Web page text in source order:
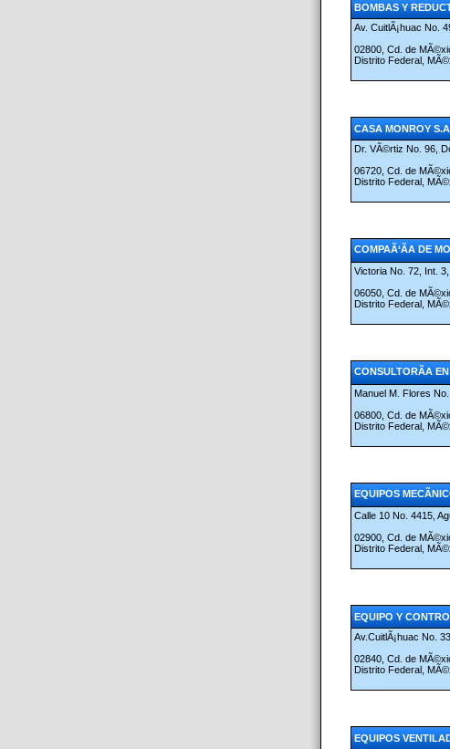
BOMBAS Y
Av. CuitlÃ¡huac No.
02800, Cd. de
Distrito Federal,
CASA MONROY
Dr. VÃ©rtiz No. 96,
06720, Cd. de
Distrito Federal,
COMPAÃ‘ÃA DE
Victoria No. 72, Int.
06050, Cd. de
Distrito Federal,
CONSULTORÃA
Manuel M. Flores
06800, Cd. de
Distrito Federal,
EQUIPOS
Calle 10 No. 4415,
02900, Cd. de
Distrito Federal,
EQUIPO Y
Av.CuitlÃ¡huac No.
02840, Cd. de
Distrito Federal,
EQUIPOS